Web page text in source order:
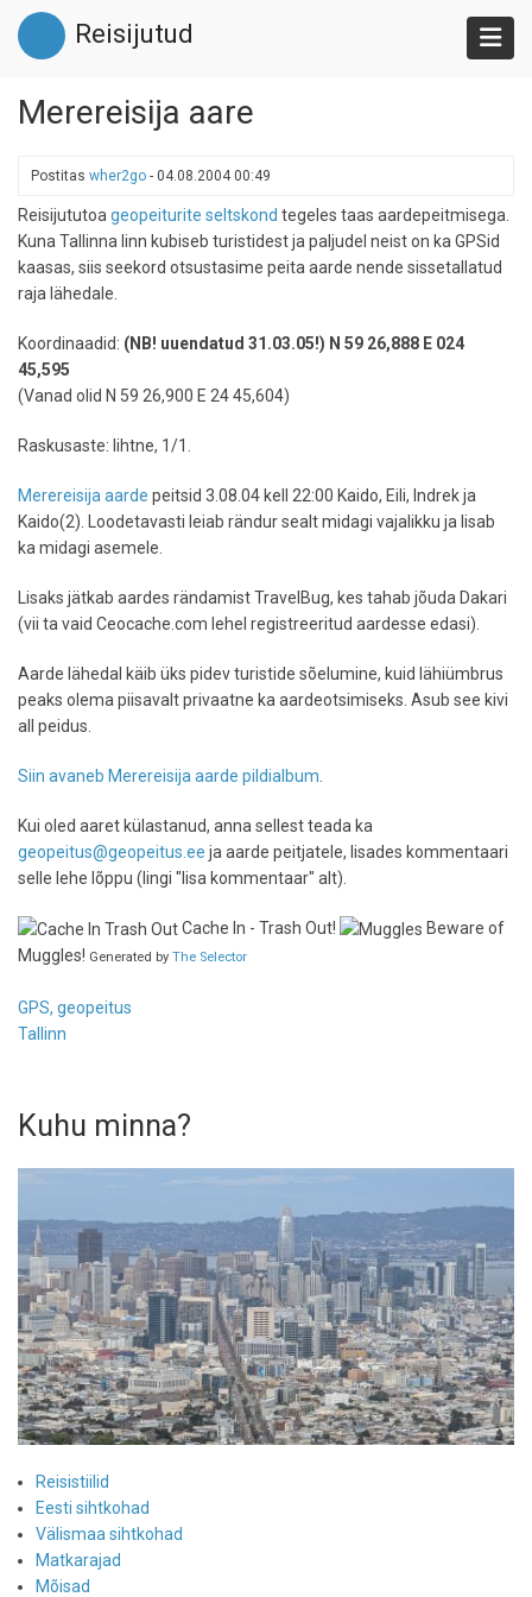
Liigu
edasi
põhisisu
Reisijutud
Merereisija aare
Postitas wher2go - 04.08.2004 00:49
Reisijututoa geopeiturite seltskond tegeles taas aardepeitmisega.
Kuna Tallinna linn kubiseb turistidest ja paljudel neist on ka GPSid
kaasas, siis seekord otsustasime peita aarde nende sissetallatud
raja lähedale.
Koordinaadid: (NB! uuendatud 31.03.05!) N 59 26,888 E 024
45,595
(Vanad olid N 59 26,900 E 24 45,604)
Raskusaste: lihtne, 1/1.
Merereisija aarde peitsid 3.08.04 kell 22:00 Kaido, Eili, Indrek ja
Kaido(2). Loodetavasti leiab rändur sealt midagi vajalikku ja lisab
ka midagi asemele.
Lisaks jätkab aardes rändamist TravelBug, kes tahab jõuda Dakari
(vii ta vaid Ceocache.com lehel registreeritud aardesse edasi).
Aarde lähedal käib üks pidev turistide sõelumine, kuid lähiümbrus
peaks olema piisavalt privaatne ka aardeotsimiseks. Asub see kivi
all peidus.
Siin avaneb Merereisija aarde pildialbum
Kui oled aaret külastanud, anna sellest teada ka
geopeitus@geopeitus.ee ja aarde peitjatele, lisades kommentaari
selle lehe lõppu (lingi "lisa kommentaar" alt).
Cache In - Trash Out!
Beware of
Muggles! Generated by The Selector
GPS, geopeitus
Tallinn
Kuhu minna?
Reisistiilid
Eesti sihtkohad
Välismaa sihtkohad
Matkarajad
Mõisad